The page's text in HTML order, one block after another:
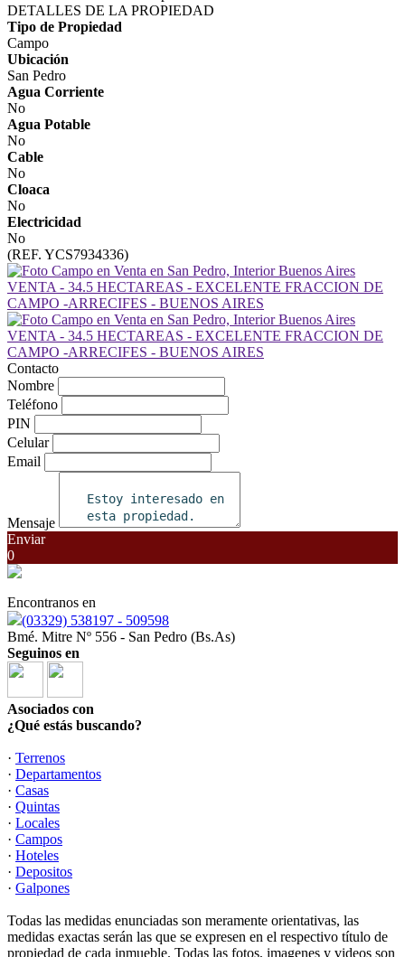
DETALLES DE LA PROPIEDAD
Tipo de Propiedad
Campo
Ubicación
San Pedro
Agua Corriente
No
Agua Potable
No
Cable
No
Cloaca
No
Electricidad
No
(REF. YCS7934336)
Contacto
Nombre
Teléfono
PIN
Celular
Email
Mensaje
Enviar
0
Encontranos en
(03329) 538197 - 509598
Bmé. Mitre Nº 556 - San Pedro (Bs.As)
Seguinos en
Asociados con
¿Qué estás buscando?
· Terrenos
· Departamentos
· Casas
· Quintas
· Locales
· Campos
· Hoteles
· Depositos
· Galpones
Todas las medidas enunciadas son meramente orientativas, las
medidas exactas serán las que se expresen en el respectivo título de
propiedad de cada inmueble. Todas las fotos, imagenes y videos son